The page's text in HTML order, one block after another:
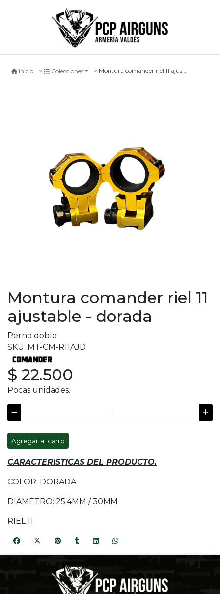
Inicio Colecciones Montura comander riel 11 ajustable - dorada
Montura comander riel 11
ajustable - dorada
Perno doble
SKU: MT-CM-R11AJD
$ 22.500
Pocas unidades.
Agregar al carro
CARACTERISTICAS DEL PRODUCTO.
COLOR: DORADA
DIAMETRO: 25.4MM / 30MM
RIEL 11